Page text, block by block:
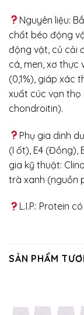
Nguyên liệu:
chất béo động
động vật, củ cải
cá, men, xơ
(0,1%), giáp xác
xuất cúc vạn thọ
chondroitin).
Phụ gia dinh
(I ốt), E4 (Đồng),
gia kỹ thuật:
trà xanh (nguồn
L.I.P.: Protein
SẢN PHẨM